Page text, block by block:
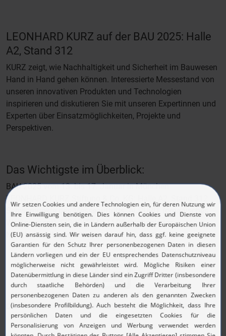
LEONHARD KURZ auf der BAU 2025: Halle
A2, Stand 312
KURZ zeigt, wie Nachhaltigkeit und Sicherheit im Bauwesen
Hand in Hand gehen können. Interessierte Messestand von
unseren innovativen Produkten und Technologien
inspirieren und diskutieren Sie mit unseren Expertinnen und
Experten über Einsatzmöglichkeiten, Projekte und
Perspektiven.
Das Wichtigste im Überblick:
BAU 2025 vom 13. bis 17. Januar in München
LEONHARD KURZ Stiftung & Co. KG: Halle A2, Stand 312
Schwerpunkte des Messeauftritts: ALPURIT (organisches
Weißpigment), SIPORIT ® NBM-BE (biobasiertes
Nachbehandlungsmittel)
Download Pressemitteilung KURZ@Bau 2025 (PDF, 111.39 KB)